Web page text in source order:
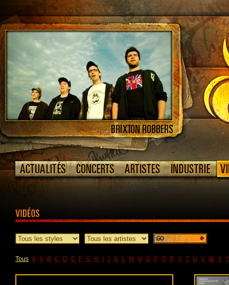
Tous # A B C D E F G H J K L M N O P Q R S T U V W X Y